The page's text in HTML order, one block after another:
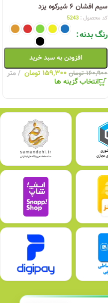
سیم افشان ۶ شیرکوه یزد
کد محصول : 5243
رنگ بدنه
افزودن به سبد خرید
۱۶۰,۹۰۰ تومان ۱۵۹,۳۰۰ تومان متر
انتخاب گزینه ها